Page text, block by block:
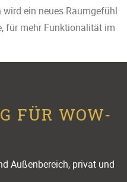
ein neues Raumgefühl
für mehr Funktionalität im
FÜR WOW-
Außenbereich, privat und